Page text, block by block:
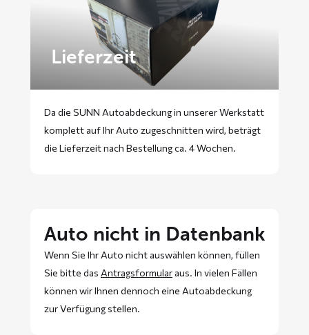
Lieferzeit
Da die SUNN Autoabdeckung in unserer Werkstatt
komplett auf Ihr Auto zugeschnitten wird, beträgt
die Lieferzeit nach Bestellung ca. 4 Wochen.
Auto nicht in Datenbank
Wenn Sie Ihr Auto nicht auswählen können, füllen
Sie bitte das Antragsformular aus. In vielen Fällen
können wir Ihnen dennoch eine Autoabdeckung
zur Verfügung stellen.